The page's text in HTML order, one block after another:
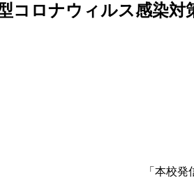
コロナウィルス感染
「本校